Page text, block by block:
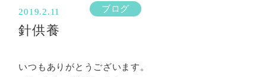
2019.2.11 ブログ
針供養
いつもありがとうございます。